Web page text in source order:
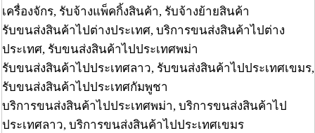
เครื่องจักร, รับจ้างแพ็คกิ้งสินค้า, รับจ้างย้ายสินค้า
รับขนส่งสินค้าไปต่างประเทศ, บริการขนส่งสินค้าไปต่าง
ประเทศ, รับขนส่งสินค้าไปประเทศพม่า
รับขนส่งสินค้าไปประเทศลาว, รับขนส่งสินค้าไปประเทศเขมร,
รับขนส่งสินค้าไปประเทศกัมพูชา
บริการขนส่งสินค้าไปประเทศพม่า, บริการขนส่งสินค้าไป
ประเทศลาว, บริการขนส่งสินค้าไปประเทศเขมร